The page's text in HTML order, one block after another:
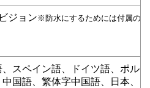
ジョン ※防水にするためには付属の
スペイン語、ドイツ語、ポル
国語、繁体字中国語、日本、